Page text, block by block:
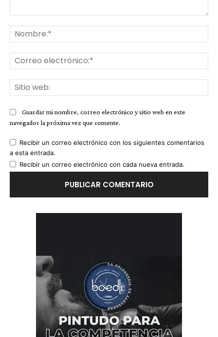
Guardar mi nombre, correo electrónico y sitio web en este
navegador la próxima vez que comente.
Recibir un correo electrónico con los siguientes comentarios
a esta entrada.
Recibir un correo electrónico con cada nueva entrada.